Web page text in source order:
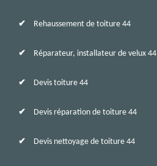
Rehaussement de toiture 44
Réparateur, installateur de velux 44
Devis toiture 44
Devis réparation de toiture 44
Devis nettoyage de toiture 44